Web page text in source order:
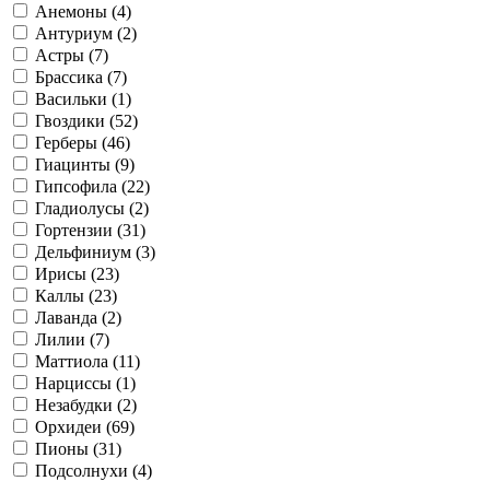
Анемоны (4)
Антуриум (2)
Астры (7)
Брассика (7)
Васильки (1)
Гвоздики (52)
Герберы (46)
Гиацинты (9)
Гипсофила (22)
Гладиолусы (2)
Гортензии (31)
Дельфиниум (3)
Ирисы (23)
Каллы (23)
Лаванда (2)
Лилии (7)
Маттиола (11)
Нарциссы (1)
Незабудки (2)
Орхидеи (69)
Пионы (31)
Подсолнухи (4)